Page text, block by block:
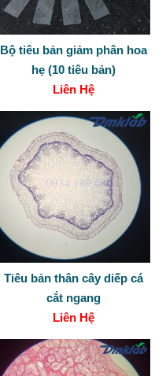
Bộ tiêu bản giảm phân hoa
hẹ (10 tiêu bản)
Liên Hệ
Tiêu bản thân cây diếp cá
cắt ngang
Liên Hệ